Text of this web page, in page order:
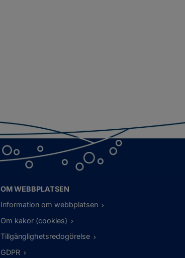
OM WEBBPLATSEN
Information om webbplatsen
Om kakor (cookies)
Tillgänglighetsredogörelse
GDPR